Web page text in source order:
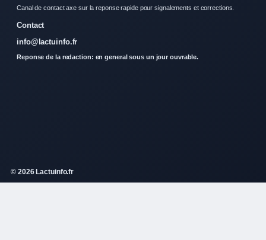
Canal de contact axe sur la reponse rapide pour signalements et corrections.
Contact
info@lactuinfo.fr
Reponse de la redaction: en general sous un jour ouvrable.
© 2026 Lactuinfo.fr